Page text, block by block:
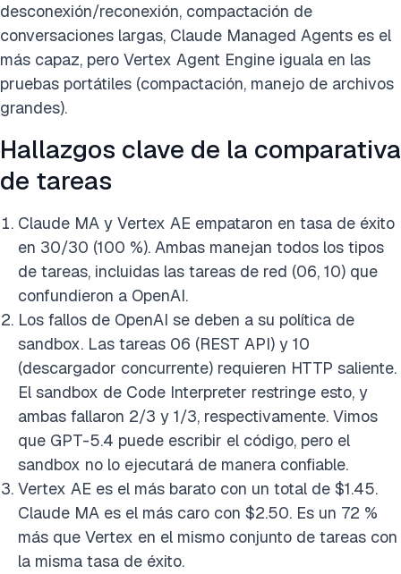
desconexión/reconexión, compactación de
conversaciones largas, Claude Managed Agents es el
más capaz, pero Vertex Agent Engine iguala en las
pruebas portátiles (compactación, manejo de archivos
grandes).
Hallazgos clave de la comparativa
de tareas
Claude MA y Vertex AE empataron en tasa de éxito
en 30/30 (100 %). Ambas manejan todos los tipos
de tareas, incluidas las tareas de red (06, 10) que
confundieron a OpenAI.
Los fallos de OpenAI se deben a su política de
sandbox. Las tareas 06 (REST API) y 10
(descargador concurrente) requieren HTTP saliente.
El sandbox de Code Interpreter restringe esto, y
ambas fallaron 2/3 y 1/3, respectivamente. Vimos
que GPT-5.4 puede escribir el código, pero el
sandbox no lo ejecutará de manera confiable.
Vertex AE es el más barato con un total de $1.45.
Claude MA es el más caro con $2.50. Es un 72 %
más que Vertex en el mismo conjunto de tareas con
la misma tasa de éxito.